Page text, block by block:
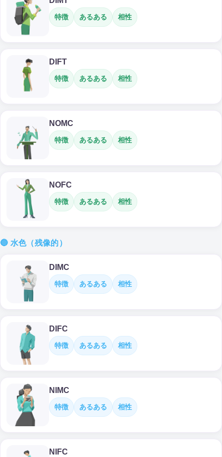
特徴 あるある 相性
DIFT
特徴 あるある 相性
NOMC
特徴 あるある 相性
NOFC
特徴 あるある 相性
🔵 水色（残像的）
DIMC
特徴 あるある 相性
DIFC
特徴 あるある 相性
NIMC
特徴 あるある 相性
NIFC